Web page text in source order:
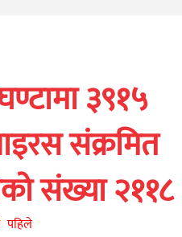
३९१५
संक्रमित
संख्या २११८
पहिले